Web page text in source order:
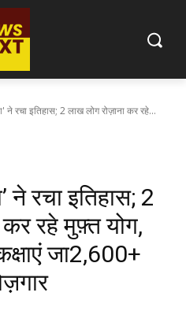
ने रचा इतिहास; 2 लाख लोग रोज़ाना कर रहे...
ने रचा इतिहास; 2
रहे मुफ़्त योग,
जा2,600+